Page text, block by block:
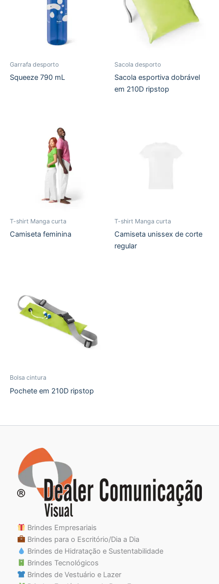
Garrafa desporto
Squeeze 790 mL
Sacola desporto
Sacola esportiva dobrável
em 210D ripstop
T-shirt Manga curta
Camiseta feminina
T-shirt Manga curta
Camiseta unissex de corte
regular
Bolsa cintura
Pochete em 210D ripstop
Brindes Empresariais
Brindes para o Escritório/Dia a Dia
Brindes de Hidratação e Sustentabilidade
Brindes Tecnológicos
Brindes de Vestuário e Lazer